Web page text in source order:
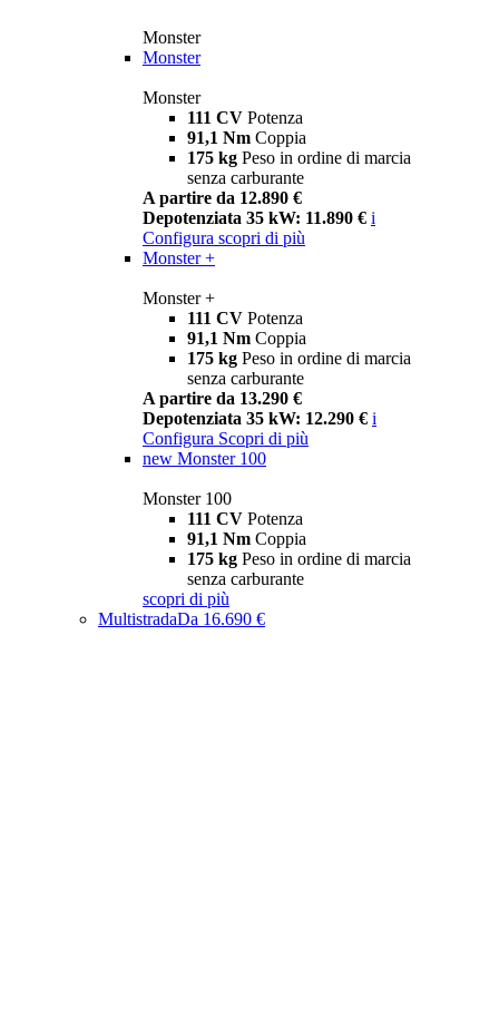
Monster
Monster
Monster
111 CV Potenza
91,1 Nm Coppia
175 kg Peso in ordine di marcia
senza carburante
A partire da 12.890 €
Depotenziata 35 kW: 11.890 € i
Configura scopri di più
Monster +
Monster +
111 CV Potenza
91,1 Nm Coppia
175 kg Peso in ordine di marcia
senza carburante
A partire da 13.290 €
Depotenziata 35 kW: 12.290 € i
Configura Scopri di più
new Monster 100
Monster 100
111 CV Potenza
91,1 Nm Coppia
175 kg Peso in ordine di marcia
senza carburante
scopri di più
MultistradaDa 16.690 €